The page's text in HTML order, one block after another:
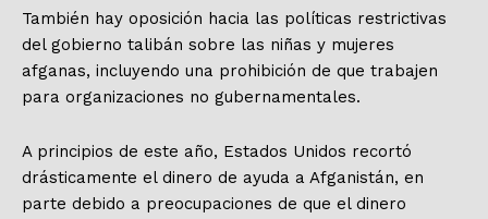
También hay oposición hacia las políticas restrictivas
del gobierno talibán sobre las niñas y mujeres
afganas, incluyendo una prohibición de que trabajen
para organizaciones no gubernamentales.
A principios de este año, Estados Unidos recortó
drásticamente el dinero de ayuda a Afganistán, en
parte debido a preocupaciones de que el dinero